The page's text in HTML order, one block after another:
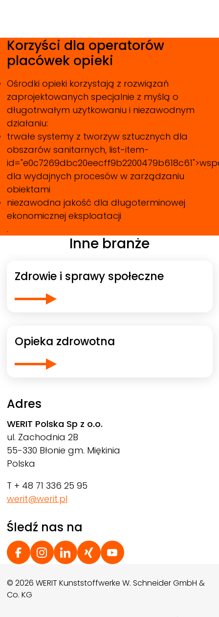
Korzyści dla operatorów
placówek opieki
Ośrodki opieki korzystają z rozwiązań
zaprojektowanych specjalnie z myślą o
długotrwałym użytkowaniu i niezawodnym
działaniu:
trwałe systemy z tworzyw sztucznych dla
obszarów sanitarnych, list-item-
dla wydajnych procesów w zarządzaniu
obiektami
niezawodna jakość dla długoterminowej
ekonomicznej eksploatacji
.
Inne branże
Zdrowie i sprawy społeczne
Opieka zdrowotna
Adres
WERIT Polska Sp z o.o.
ul. Zachodnia 2B
55-330 Błonie gm. Miękinia
Polska
T + 48 71 336 25 95
werit@werit.pl
Śledź nas na
Social Footer
© 2026 WERIT Kunststoffwerke W. Schneider GmbH &
Co. KG